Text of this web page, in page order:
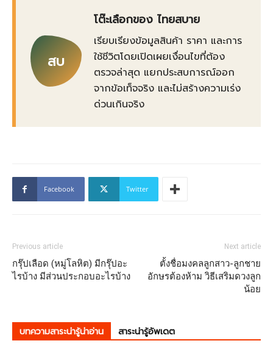
สบ
โต๊ะเลือกของ ไทยสบาย
เรียบเรียงข้อมูลสินค้า ราคา และการ
ใช้ชีวิตโดยเปิดเผยเงื่อนไขที่ต้อง
ตรวจล่าสุด แยกประสบการณ์ออก
จากข้อเท็จจริง และไม่สร้างความเร่ง
ด่วนเกินจริง
Facebook Twitter
Previous article
กรุ๊ปเลือด (หมู่โลหิต) มีกรุ๊ปอะ
ไรบ้าง มีส่วนประกอบอะไรบ้าง
Next article
ตั้งชื่อมงคลลูกสาว-ลูกชาย
อักษรต้องห้าม วิธีเสริมดวงลูก
น้อย
บทความสาระน่ารู้น่าอ่าน สาระน่ารู้อัพเดต